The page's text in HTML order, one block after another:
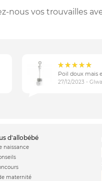
nous vos trouvailles
27/12/2023 -
d'allobébé
naissance
maternité